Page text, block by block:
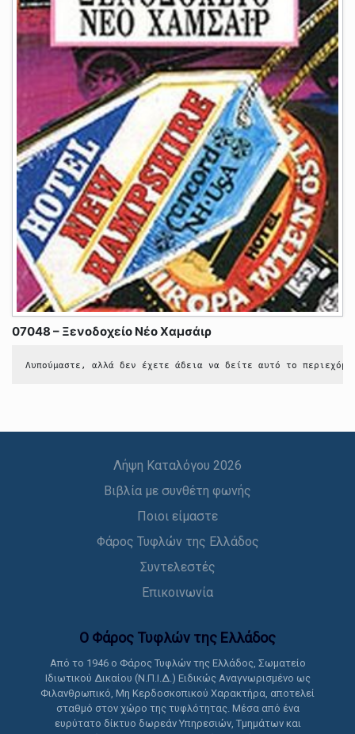
07048 – Ξενοδοχείο Νέο Χαμσάιρ
Λυπούμαστε, αλλά δεν έχετε άδεια να δείτε αυτό το
Λήψη Καταλόγου 2026
Βιβλία με συνθέτη φωνής
Ποιοι είμαστε
Φάρος Τυφλών της Ελλάδος
Συντελεστές
Επικοινωνία
Ο Φάρος Τυφλών της Ελλάδoς
Από το 1946 ο Φάρος Τυφλών της Ελλάδος, Σωματείο
Ιδιωτικού Δικαίου (Ν.Π.Ι.Δ.) Ειδικώς Αναγνωρισμένο ως
Φιλανθρωπικό, Μη Κερδοσκοπικού Χαρακτήρα, αποτελεί
σταθμό στον χώρο της τυφλότητας. Μέσα από ένα
ευρύτατο δίκτυο δωρεάν Υπηρεσιών, Τμημάτων και